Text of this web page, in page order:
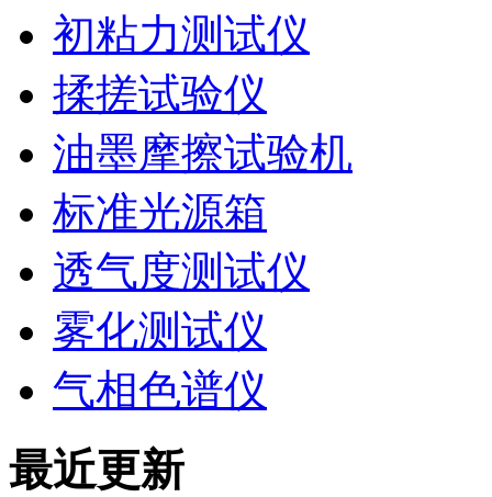
初粘力测试仪
揉搓试验仪
油墨摩擦试验机
标准光源箱
透气度测试仪
雾化测试仪
气相色谱仪
最近更新